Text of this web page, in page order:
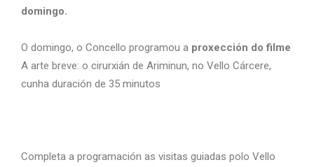
domingo.
O domingo, o Concello programou a proxección do filme
A arte breve: o cirurxián de Ariminun, no Vello Cárcere,
cunha duración de 35 minutos
Completa a programación as visitas guiadas polo Vello